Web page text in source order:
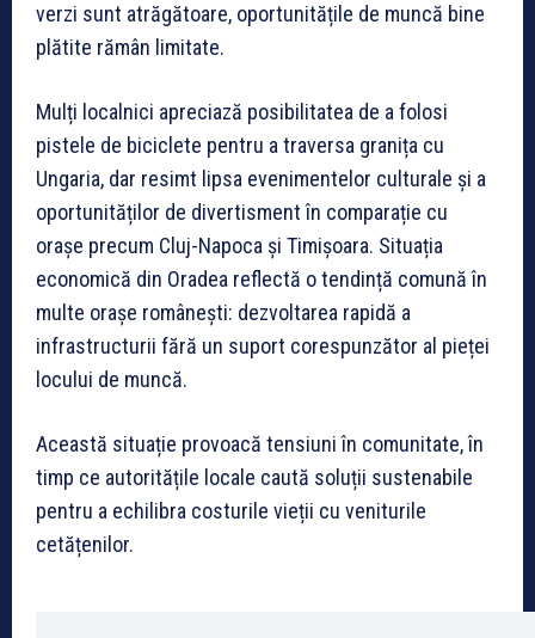
verzi sunt atrăgătoare, oportunitățile de muncă bine
plătite rămân limitate.
Mulți localnici apreciază posibilitatea de a folosi
pistele de biciclete pentru a traversa granița cu
Ungaria, dar resimt lipsa evenimentelor culturale și a
oportunităților de divertisment în comparație cu
orașe precum Cluj-Napoca și Timișoara. Situația
economică din Oradea reflectă o tendință comună în
multe orașe românești: dezvoltarea rapidă a
infrastructurii fără un suport corespunzător al pieței
locului de muncă.
Această situație provoacă tensiuni în comunitate, în
timp ce autoritățile locale caută soluții sustenabile
pentru a echilibra costurile vieții cu veniturile
cetățenilor.